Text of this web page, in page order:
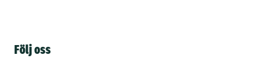
Följ oss